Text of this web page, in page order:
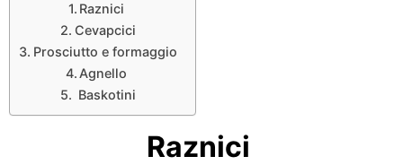
Raznici
Cevapcici
Prosciutto e formaggio
Agnello
Baskotini
Raznici